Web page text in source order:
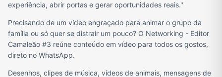
experiência, abrir portas e gerar oportunidades reais."
Precisando de um vídeo engraçado para animar o grupo da
família ou só quer se distrair um pouco? O Networking - Editor
Camaleão #3 reúne conteúdo em vídeo para todos os gostos,
direto no WhatsApp.
Desenhos, clipes de música, vídeos de animais, mensagens de